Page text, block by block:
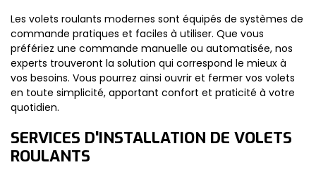
Les volets roulants modernes sont équipés de systèmes de
commande pratiques et faciles à utiliser. Que vous
préfériez une commande manuelle ou automatisée, nos
experts trouveront la solution qui correspond le mieux à
vos besoins. Vous pourrez ainsi ouvrir et fermer vos volets
en toute simplicité, apportant confort et praticité à votre
quotidien.
SERVICES D'INSTALLATION DE VOLETS
ROULANTS